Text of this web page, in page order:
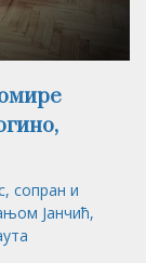
сопран и
Јанчић,